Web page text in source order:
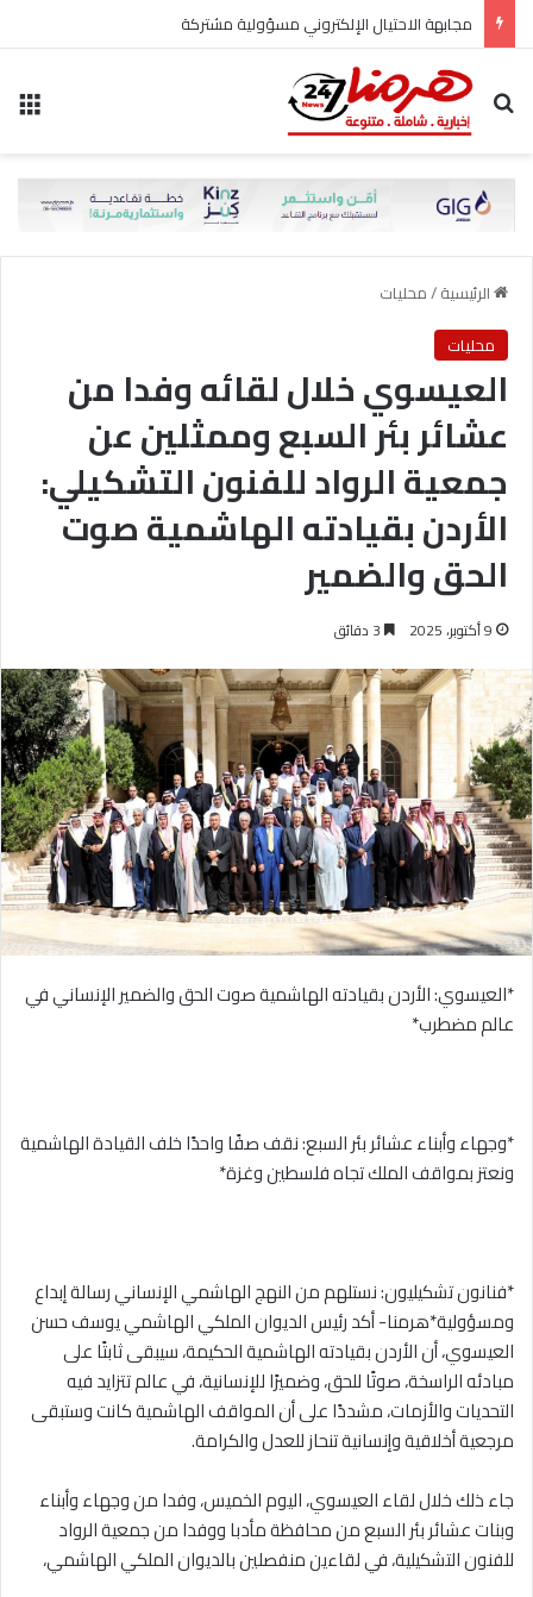
بحث عن
الرئيسية/محليات
محليات
العيسوي خلال لقائه وفدا من
عشائر بئر السبع وممثلين عن
جمعية الرواد للفنون التشكيلي:
الأردن بقيادته الهاشمية صوت
الحق والضمير
9 أكتوبر، 2025
*العيسوي: الأردن بقيادته الهاشمية صوت الحق والضمير الإنساني في
عالم مضطرب*
*وجهاء وأبناء عشائر بئر السبع: نقف صفًا واحدًا خلف القيادة الهاشمية
ونعتز بمواقف الملك تجاه فلسطين وغزة*
*فنانون تشكيليون: نستلهم من النهج الهاشمي الإنساني رسالة إبداع
ومسؤولية*هرمنا- أكد رئيس الديوان الملكي الهاشمي يوسف حسن
العيسوي، أن الأردن بقيادته الهاشمية الحكيمة، سيبقى ثابتًا على
مبادئه الراسخة، صوتًا للحق، وضميرًا للإنسانية، في عالم تتزايد فيه
التحديات والأزمات، مشددًا على أن المواقف الهاشمية كانت وستبقى
مرجعية أخلاقية وإنسانية تنحاز للعدل والكرامة.
جاء ذلك خلال لقاء العيسوي، اليوم الخميس، وفدا من وجهاء وأبناء
وبنات عشائر بئر السبع من محافظة مأدبا ووفدا من جمعية الرواد
للفنون التشكيلية، في لقاءين منفصلين بالديوان الملكي الهاشمي،